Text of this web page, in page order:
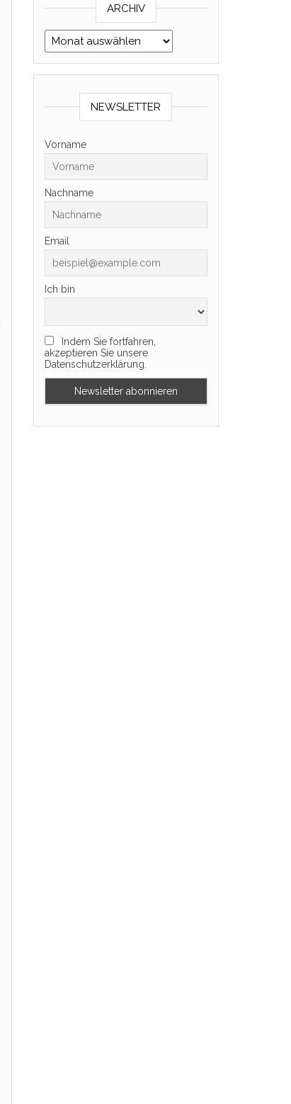
ARCHIV
Archiv
NEWSLETTER
Vorname
Nachname
Email
Ich bin
Indem Sie fortfahren,
akzeptieren Sie unsere
Datenschutzerklärung.